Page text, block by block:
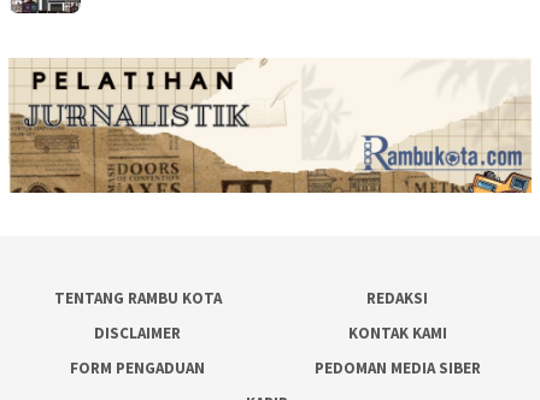
TENTANG RAMBU KOTA
REDAKSI
DISCLAIMER
KONTAK KAMI
FORM PENGADUAN
PEDOMAN MEDIA SIBER